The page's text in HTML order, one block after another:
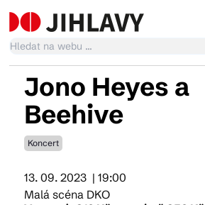
Kalendář akcí
Tradiční akce
Jono Heyes a
Beehive
Koncert
13. 09. 2023 | 19:00
Malá scéna DKO